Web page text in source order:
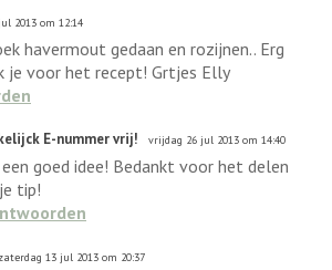
2013 om 12:14
havermout gedaan en rozijnen.. Erg
je voor het recept! Grtjes Elly
E-nummer vrij! vrijdag 26 jul 2013 om 14:40
goed idee! Bedankt voor het delen
tip!
zaterdag 13 jul 2013 om 20:37